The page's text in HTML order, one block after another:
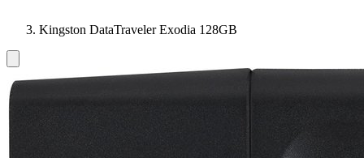
Kingston DataTraveler Exodia 128GB